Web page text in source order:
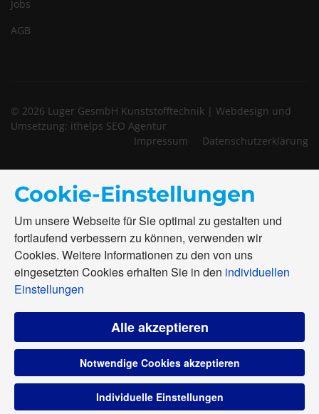
Jobs
AGB
© 2026 Luger GesmbH Kunststofftechnik | Webdesign und
Umsetzung: ithelps SEO Agentur
Impressum
Datenschutzerklärung
Cookie-Einstellungen
Um unsere Webseite für Sie optimal zu gestalten und
fortlaufend verbessern zu können, verwenden wir
Cookies. Weitere Informationen zu den von uns
eingesetzten Cookies erhalten Sie in den individuellen
Einstellungen
Alle akzeptieren
Notwendige Cookies akzeptieren
Individuelle Einstellungen